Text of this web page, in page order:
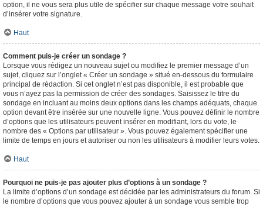
option, il ne vous sera plus utile de spécifier sur chaque message votre souhait
d’insérer votre signature.
Haut
Comment puis-je créer un sondage ?
Lorsque vous rédigez un nouveau sujet ou modifiez le premier message d’un
sujet, cliquez sur l’onglet « Créer un sondage » situé en-dessous du formulaire
principal de rédaction. Si cet onglet n’est pas disponible, il est probable que
vous n’ayez pas la permission de créer des sondages. Saisissez le titre du
sondage en incluant au moins deux options dans les champs adéquats, chaque
option devant être insérée sur une nouvelle ligne. Vous pouvez définir le nombre
d’options que les utilisateurs peuvent insérer en modifiant, lors du vote, le
nombre des « Options par utilisateur ». Vous pouvez également spécifier une
limite de temps en jours et autoriser ou non les utilisateurs à modifier leurs votes.
Haut
Pourquoi ne puis-je pas ajouter plus d’options à un sondage ?
La limite d’options d’un sondage est décidée par les administrateurs du forum. Si
le nombre d’options que vous pouvez ajouter à un sondage vous semble trop